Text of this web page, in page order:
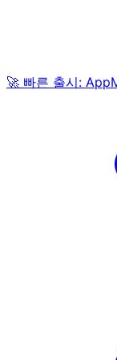
🚀 빠른 출시: